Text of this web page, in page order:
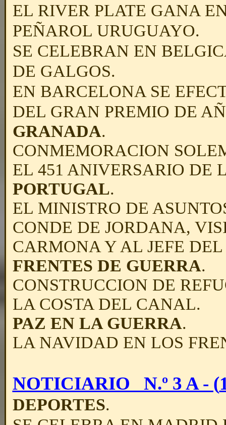
EL RIVER PLATE GANA
PEÑAROL URUGUAYO.
SE CELEBRAN EN
DE GALGOS.
EN BARCELONA SE
DEL GRAN PREMIO DE
GRANADA.
CONMEMORACION
EL 451 ANIVERSARIO DE
PORTUGAL.
EL MINISTRO DE
CONDE DE JORDANA,
CARMONA Y AL JEFE
FRENTES DE GUERRA.
CONSTRUCCION DE
LA COSTA DEL CANAL.
PAZ EN LA GUERRA.
LA NAVIDAD EN LOS
NOTICIARIO N.º 3 A - (
DEPORTES.